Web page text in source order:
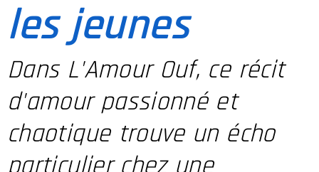
les jeunes
Dans L'Amour Ouf, ce récit
d'amour passionné et
chaotique trouve un écho